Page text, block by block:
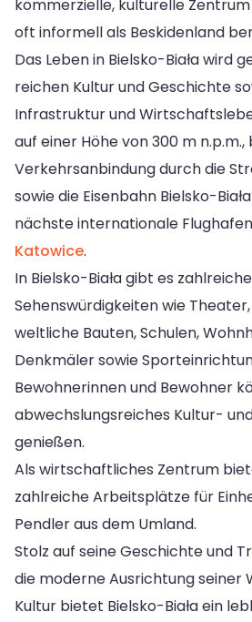
kommerzielle, kulturelle
oft informell als Beskidenland
Das Leben in Bielsko-Biała wird
reichen Kultur und Geschichte
Infrastruktur und
auf einer Höhe von 300 m
Verkehrsanbindung durch die
sowie die Eisenbahn Bielsko-
nächste internationale
Katowice.
In Bielsko-Biała gibt es zahlreiche
Sehenswürdigkeiten wie
weltliche Bauten, Schulen,
Denkmäler sowie
Bewohnerinnen und Bewohner
abwechslungsreiches Kultur-
genießen.
Als wirtschaftliches Zentrum
zahlreiche Arbeitsplätze für
Pendler aus dem Umland.
Stolz auf seine Geschichte und
die moderne Ausrichtung seiner
Kultur bietet Bielsko-Biała ein